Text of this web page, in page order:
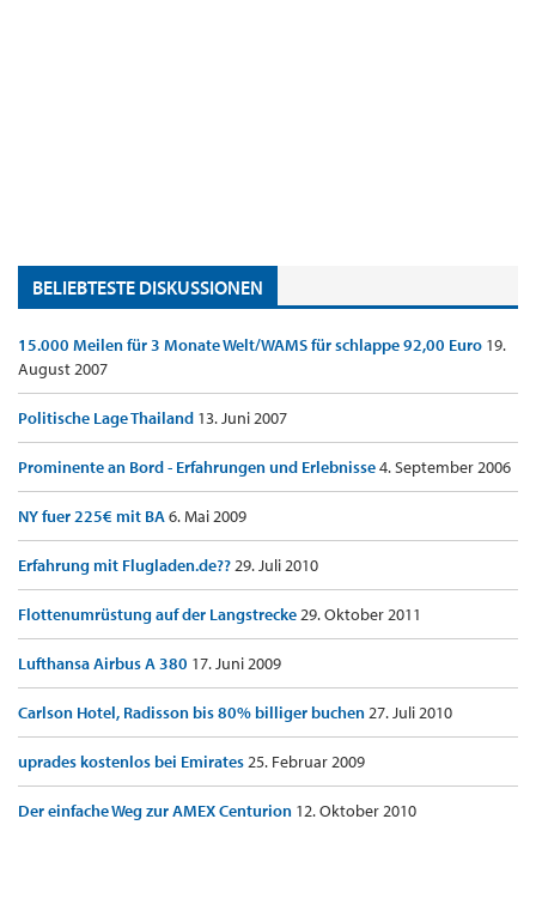
BELIEBTESTE DISKUSSIONEN
15.000 Meilen für 3 Monate Welt/WAMS für schlappe 92,00 Euro 19.
August 2007
Politische Lage Thailand 13. Juni 2007
Prominente an Bord - Erfahrungen und Erlebnisse4. September 2006
NY fuer 225€ mit BA6. Mai 2009
Erfahrung mit Flugladen.de??29. Juli 2010
Flottenumrüstung auf der Langstrecke29. Oktober 2011
Lufthansa Airbus A 380 17. Juni 2009
Carlson Hotel, Radisson bis 80% billiger buchen27. Juli 2010
uprades kostenlos bei Emirates25. Februar 2009
Der einfache Weg zur AMEX Centurion 12. Oktober 2010